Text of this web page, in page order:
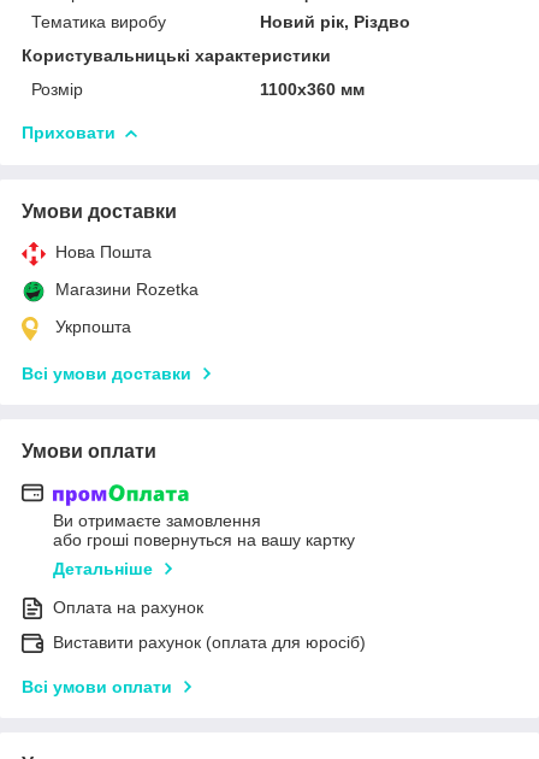
Тематика виробу
Новий рік, Різдво
Користувальницькі характеристики
Розмір
1100х360 мм
Приховати
Умови доставки
Нова Пошта
Магазини Rozetka
Укрпошта
Всі умови доставки
Умови оплати
Ви отримаєте замовлення
або гроші повернуться на вашу картку
Детальніше
Оплата на рахунок
Виставити рахунок (оплата для юросіб)
Всі умови оплати